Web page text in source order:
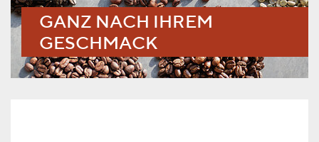
GANZ NACH IHREM
GESCHMACK